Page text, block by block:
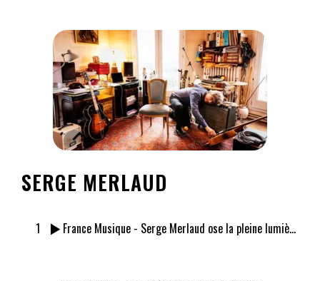
SERGE MERLAUD
1 France Musique - Serge Merlaud ose la pleine lumière